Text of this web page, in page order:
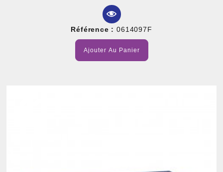
Référence : 0614097F
Ajouter Au Panier